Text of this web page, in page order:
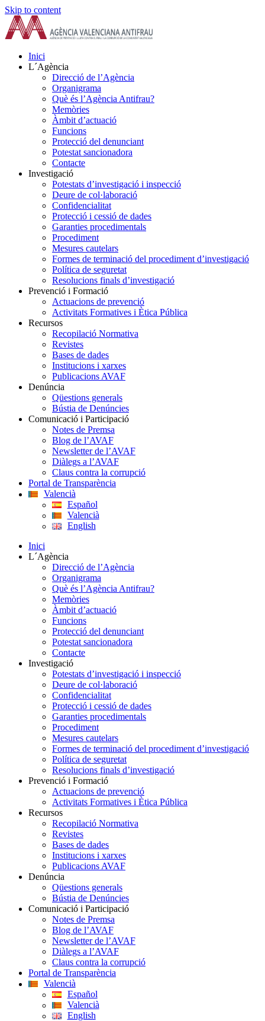
Skip to content
Inici
L´Agència
Direcció de l’Agència
Organigrama
Què és l’Agència Antifrau?
Memòries
Àmbit d’actuació
Funcions
Protecció del denunciant
Potestat sancionadora
Contacte
Investigació
Potestats d’investigació i inspecció
Deure de col·laboració
Confidencialitat
Protecció i cessió de dades
Garanties procedimentals
Procediment
Mesures cautelars
Formes de terminació del procediment d’investigació
Política de seguretat
Resolucions finals d’investigació
Prevenció i Formació
Actuacions de prevenció
Activitats Formatives i Ètica Pública
Recursos
Recopilació Normativa
Revistes
Bases de dades
Institucions i xarxes
Publicacions AVAF
Denúncia
Qüestions generals
Bústia de Denúncies
Comunicació i Participació
Notes de Premsa
Blog de l’AVAF
Newsletter de l’AVAF
Diàlegs a l’AVAF
Claus contra la corrupció
Portal de Transparència
Valencià
Español
Valencià
English
Inici
L´Agència
Direcció de l’Agència
Organigrama
Què és l’Agència Antifrau?
Memòries
Àmbit d’actuació
Funcions
Protecció del denunciant
Potestat sancionadora
Contacte
Investigació
Potestats d’investigació i inspecció
Deure de col·laboració
Confidencialitat
Protecció i cessió de dades
Garanties procedimentals
Procediment
Mesures cautelars
Formes de terminació del procediment d’investigació
Política de seguretat
Resolucions finals d’investigació
Prevenció i Formació
Actuacions de prevenció
Activitats Formatives i Ètica Pública
Recursos
Recopilació Normativa
Revistes
Bases de dades
Institucions i xarxes
Publicacions AVAF
Denúncia
Qüestions generals
Bústia de Denúncies
Comunicació i Participació
Notes de Premsa
Blog de l’AVAF
Newsletter de l’AVAF
Diàlegs a l’AVAF
Claus contra la corrupció
Portal de Transparència
Valencià
Español
Valencià
English